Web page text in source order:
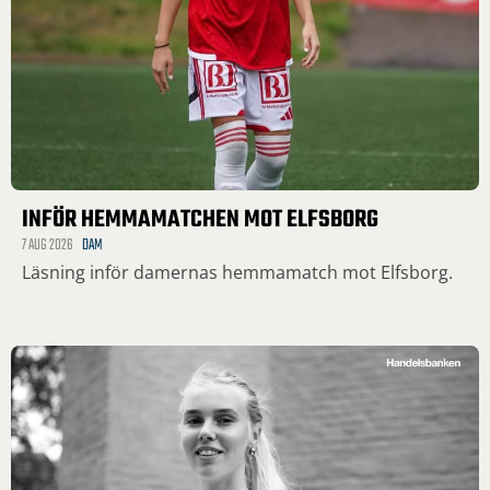
INFÖR HEMMAMATCHEN MOT ELFSBORG
7 AUG 2026 DAM
Läsning inför damernas hemmamatch mot Elfsborg.